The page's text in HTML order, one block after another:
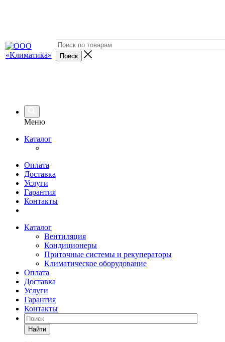
Меню
Каталог
Оплата
Доставка
Услуги
Гарантия
Контакты
Каталог
Вентиляция
Кондиционеры
Приточные системы и рекуператоры
Климатическое оборудование
Оплата
Доставка
Услуги
Гарантия
Контакты
Найти